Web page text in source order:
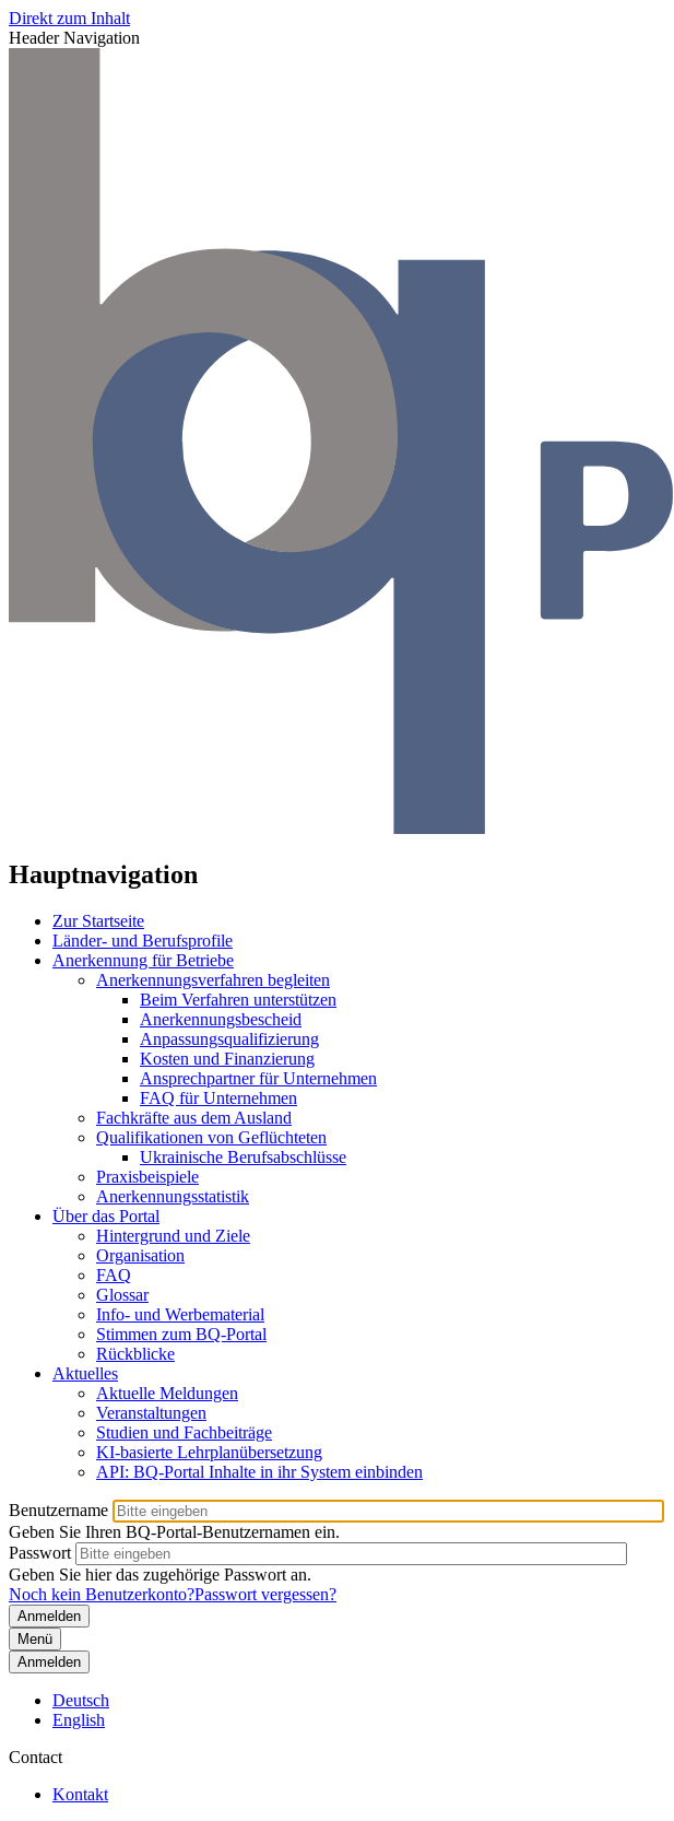
Direkt zum Inhalt
Header Navigation
Hauptnavigation
Zur Startseite
Länder- und Berufsprofile
Anerkennung für Betriebe
Anerkennungsverfahren begleiten
Beim Verfahren unterstützen
Anerkennungsbescheid
Anpassungsqualifizierung
Kosten und Finanzierung
Ansprechpartner für Unternehmen
FAQ für Unternehmen
Fachkräfte aus dem Ausland
Qualifikationen von Geflüchteten
Ukrainische Berufsabschlüsse
Praxisbeispiele
Anerkennungsstatistik
Über das Portal
Hintergrund und Ziele
Organisation
FAQ
Glossar
Info- und Werbematerial
Stimmen zum BQ-Portal
Rückblicke
Aktuelles
Aktuelle Meldungen
Veranstaltungen
Studien und Fachbeiträge
KI-basierte Lehrplanübersetzung
API: BQ-Portal Inhalte in ihr System einbinden
Benutzername
Geben Sie Ihren BQ-Portal-Benutzernamen ein.
Passwort
Geben Sie hier das zugehörige Passwort an.
Noch kein Benutzerkonto?Passwort vergessen?
Menü
Anmelden
Deutsch
English
Contact
Kontakt